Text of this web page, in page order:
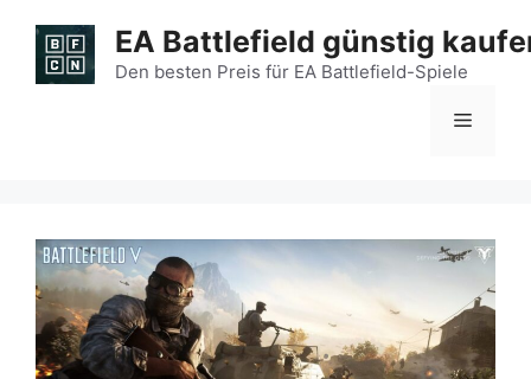
Inhalt
springen
EA Battlefield günstig
Den besten Preis für EA Battlefield-Spiele
Menü